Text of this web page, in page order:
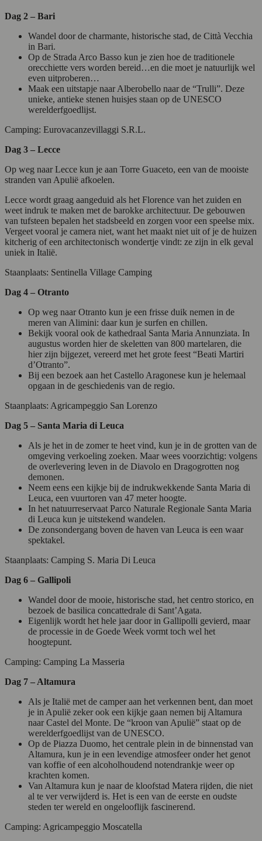
Dag 2 – Bari
Wandel door de charmante, historische stad, de Città Vecchia
in Bari.
Op de Strada Arco Basso kun je zien hoe de traditionele
orecchiette vers worden bereid…en die moet je natuurlijk wel
even uitproberen…
Maak een uitstapje naar Alberobello naar de “Trulli”. Deze
unieke, antieke stenen huisjes staan op de UNESCO
werelderfgoedlijst.
Camping: Eurovacanzevillaggi S.R.L.
Dag 3 – Lecce
Op weg naar Lecce kun je aan Torre Guaceto, een van de mooiste
stranden van Apulië afkoelen.
Lecce wordt graag aangeduid als het Florence van het zuiden en
weet indruk te maken met de barokke architectuur. De gebouwen
van tufsteen bepalen het stadsbeeld en zorgen voor een speelse mix.
Vergeet vooral je camera niet, want het maakt niet uit of je de huizen
kitcherig of een architectonisch wondertje vindt: ze zijn in elk geval
uniek in Italië.
Staanplaats: Sentinella Village Camping
Dag 4 – Otranto
Op weg naar Otranto kun je een frisse duik nemen in de
meren van Alimini: daar kun je surfen en chillen.
Bekijk vooral ook de kathedraal Santa Maria Annunziata. In
augustus worden hier de skeletten van 800 martelaren, die
hier zijn bijgezet, vereerd met het grote feest “Beati Martiri
d’Otranto”.
Bij een bezoek aan het Castello Aragonese kun je helemaal
opgaan in de geschiedenis van de regio.
Staanplaats: Agricampeggio San Lorenzo
Dag 5 – Santa Maria di Leuca
Als je het in de zomer te heet vind, kun je in de grotten van de
omgeving verkoeling zoeken. Maar wees voorzichtig: volgens
de overlevering leven in de Diavolo en Dragogrotten nog
demonen.
Neem eens een kijkje bij de indrukwekkende Santa Maria di
Leuca, een vuurtoren van 47 meter hoogte.
In het natuurreservaat Parco Naturale Regionale Santa Maria
di Leuca kun je uitstekend wandelen.
De zonsondergang boven de haven van Leuca is een waar
spektakel.
Staanplaats: Camping S. Maria Di Leuca
Dag 6 – Gallipoli
Wandel door de mooie, historische stad, het centro storico, en
bezoek de basilica concattedrale di Sant’Agata.
Eigenlijk wordt het hele jaar door in Gallipolli gevierd, maar
de processie in de Goede Week vormt toch wel het
hoogtepunt.
Camping: Camping La Masseria
Dag 7 – Altamura
Als je Italië met de camper aan het verkennen bent, dan moet
je in Apulië zeker ook een kijkje gaan nemen bij Altamura
naar Castel del Monte. De “kroon van Apulië” staat op de
werelderfgoedlijst van de UNESCO.
Op de Piazza Duomo, het centrale plein in de binnenstad van
Altamura, kun je in een levendige atmosfeer onder het genot
van koffie of een alcoholhoudend notendrankje weer op
krachten komen.
Van Altamura kun je naar de kloofstad Matera rijden, die niet
al te ver verwijderd is. Het is een van de eerste en oudste
steden ter wereld en ongelooflijk fascinerend.
Camping: Agricampeggio Moscatella